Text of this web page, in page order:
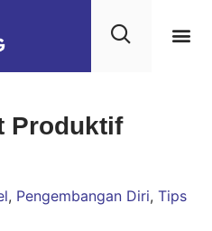
Produktif
, Pengembangan Diri, Tips